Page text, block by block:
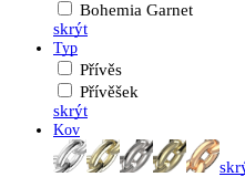
Bohemia Garnet
skrýt
Typ
Přívěs
Přívěšek
skrýt
Kov